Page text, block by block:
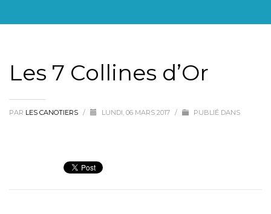
Les 7 Collines d’Or
PAR LES CANOTIERS / LUNDI, 06 MARS 2017 / PUBLIÉ DANS